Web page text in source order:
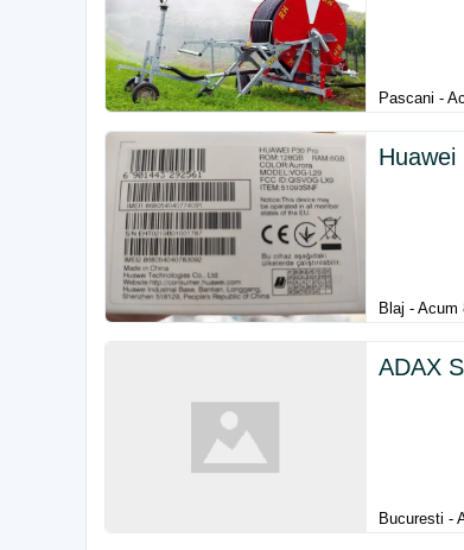
Pascani -
Huawei
Blaj - Acum
ADAX
Bucuresti -